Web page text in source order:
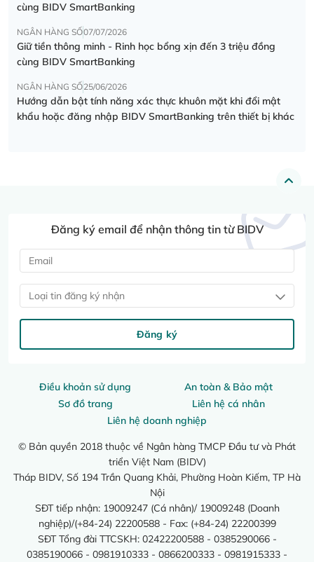
cùng BIDV SmartBanking
NGÂN HÀNG SỐ07/07/2026
Giữ tiền thông minh - Rinh học bổng xịn đến 3 triệu đồng
cùng BIDV SmartBanking
NGÂN HÀNG SỐ25/06/2026
Hướng dẫn bật tính năng xác thực khuôn mặt khi đổi mật
khẩu hoặc đăng nhập BIDV SmartBanking trên thiết bị khác
Điều khoản sử dụng
An toàn & Bảo mật
Sơ đồ trang
Liên hệ cá nhân
Liên hệ doanh nghiệp
© Bản quyền 2018 thuộc về Ngân hàng TMCP Đầu tư và Phát
triển Việt Nam (BIDV)
Tháp BIDV, Số 194 Trần Quang Khải, Phường Hoàn Kiếm, TP Hà
Nội
SĐT tiếp nhận: 19009247 (Cá nhân)/ 19009248 (Doanh
nghiệp)/(+84-24) 22200588 - Fax: (+84-24) 22200399
SĐT Tổng đài TTCSKH: 02422200588 - 0385290066 -
0385190066 - 0981910333 - 0866200333 - 0981915333 -
Đăng ký email để nhận thông tin từ BIDV
Loại tin đăng ký nhận
Đăng ký